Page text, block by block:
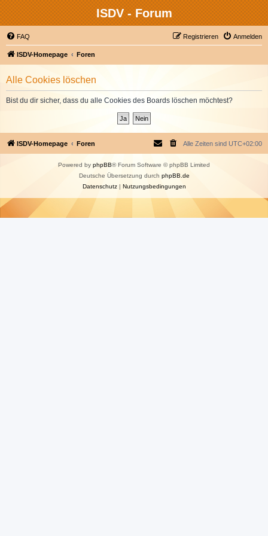
ISDV - Forum
FAQ Anmelden
Registrieren
ISDV-Homepage Foren
Alle Cookies löschen
Bist du dir sicher, dass du alle Cookies des Boards löschen möchtest?
ISDV-Homepage Foren Alle Zeiten sind UTC+02:00
Powered by phpBB® Forum Software © phpBB Limited
Deutsche Übersetzung durch phpBB.de
Datenschutz| Nutzungsbedingungen